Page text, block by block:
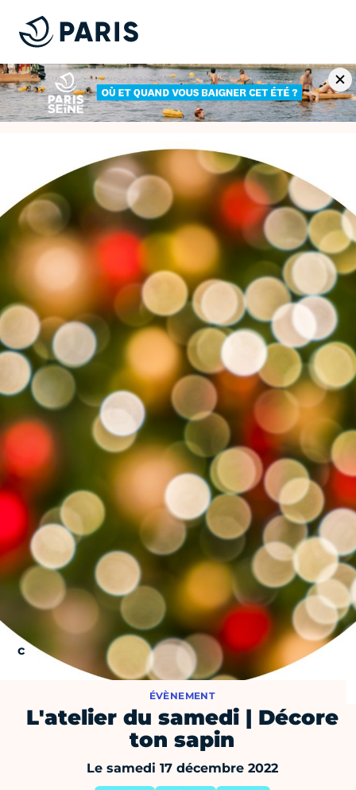
ÉVÈNEMENT
L'atelier du samedi | Décore
ton sapin
Le samedi 17 décembre 2022